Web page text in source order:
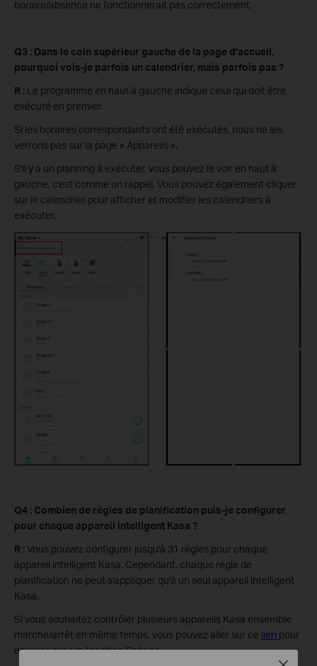
horaire/absence ne fonctionnerait pas correctement.
Q3 : Dans le coin supérieur gauche de la page d'accueil,
pourquoi vois-je parfois un calendrier, mais parfois pas ?
R : Le programme en haut à gauche indique celui qui doit être
exécuté en premier.
Si les horaires correspondants ont été exécutés, nous ne les
verrons pas sur la page « Appareils ».
S'il y a un planning à exécuter, vous pouvez le voir en haut à
gauche, c'est comme un rappel. Vous pouvez également cliquer
sur le calendrier pour afficher et modifier les calendriers à
exécuter.
Q4 : Combien de règles de planification puis-je configurer
pour chaque appareil intelligent Kasa ?
R :Vous pouvez configurer jusqu'à 31 règles pour chaque
appareil intelligent Kasa. Cependant, chaque règle de
planification ne peut s'appliquer qu'à un seul appareil intelligent
Kasa.
Si vous souhaitez contrôler plusieurs appareils Kasa ensemble
marche/arrêt en même temps, vous pouvez aller sur ce lien pour
essayer avec la fonction Scènes.